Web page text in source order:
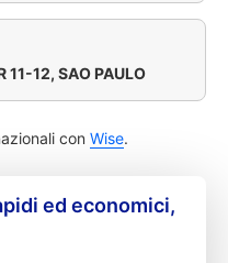
11-12, SAO PAULO
con Wise.
ed economici,